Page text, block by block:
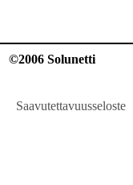
©2006 Solunetti
Saavutettavuusseloste